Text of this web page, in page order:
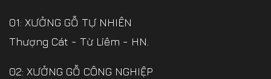
01: XƯỞNG GỖ TỰ NHIÊN
Thượng Cát - Từ Liêm - HN.
02: XƯỞNG GỖ CÔNG NGHIỆP